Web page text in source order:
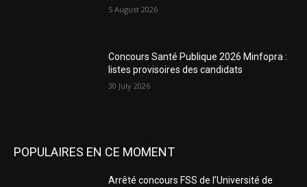
5 August 2026
Concours Santé Publique 2026 Minfopra :
listes provisoires des candidats
30 July 2026
POPULAIRES EN CE MOMENT
Arrêté concours FSS de l’Université de